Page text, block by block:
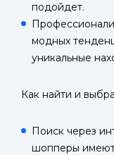
Телефон
или
или
подойдет.
модных
уникальные
Как найти и
Поиск через
шопперы имеют